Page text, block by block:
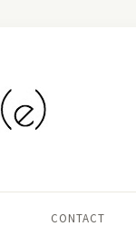
CONTACT